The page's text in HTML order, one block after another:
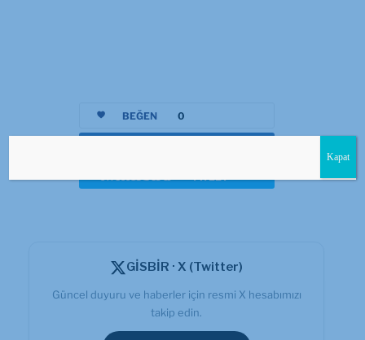
BEĞEN 0
TWEET
GİSBİR · X (Twitter)
Güncel duyuru ve haberler için resmi X hesabımızı
takip edin.
Kapat